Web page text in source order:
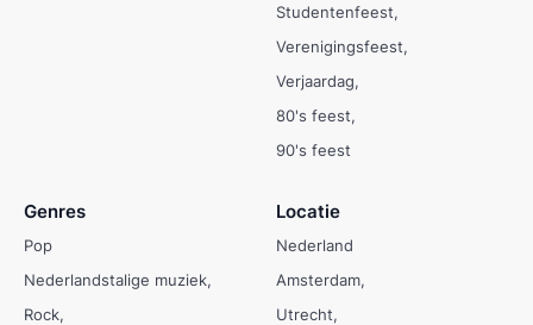
Studentenfeest
Verenigingsfeest
Verjaardag
80's feest
90's feest
Genres
Pop
Nederlandstalige muziek
Rock
Locatie
Nederland
Amsterdam
Utrecht